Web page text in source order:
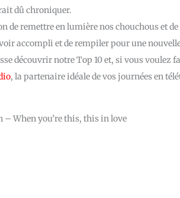
dû chroniquer.
de remettre en lumière nos chouchous et
accompli et de rempiler pour une
découvrir notre Top 10 et, si vous voulez
, la partenaire idéale de vos journées en
– When you’re this, this in love